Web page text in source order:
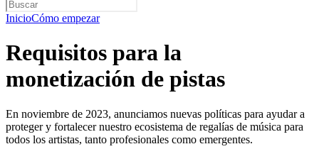
InicioCómo empezar
Requisitos para la
monetización de pistas
En noviembre de 2023, anunciamos nuevas políticas para ayudar a
proteger y fortalecer nuestro ecosistema de regalías de música para
todos los artistas, tanto profesionales como emergentes.